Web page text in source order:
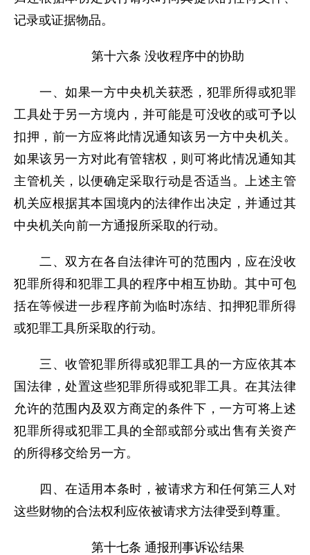
记录或证据物品。
第十六条 没收程序中的协助
一、如果一方中央机关获悉，犯罪所得或犯罪
工具处于另一方境内，并可能是可没收的或可予以
扣押，前一方应将此情况通知该另一方中央机关。
如果该另一方对此有管辖权，则可将此情况通知其
主管机关，以便确定采取行动是否适当。上述主管
机关应根据其本国境内的法律作出决定，并通过其
中央机关向前一方通报所采取的行动。
二、双方在各自法律许可的范围内，应在没收
犯罪所得和犯罪工具的程序中相互协助。其中可包
括在等候进一步程序前为临时冻结、扣押犯罪所得
或犯罪工具所采取的行动。
三、收管犯罪所得或犯罪工具的一方应依其本
国法律，处置这些犯罪所得或犯罪工具。在其法律
允许的范围内及双方商定的条件下，一方可将上述
犯罪所得或犯罪工具的全部或部分或出售有关资产
的所得移交给另一方。
四、在适用本条时，被请求方和任何第三人对
这些财物的合法权利应依被请求方法律受到尊重。
第十七条 通报刑事诉讼结果